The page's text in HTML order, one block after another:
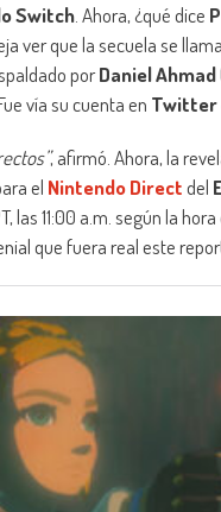
Switch. Ahora, ¿qué dice
ver que la secuela se
porDaniel Ahmad
vía su cuenta en Twitter
, afirmó. Ahora, la
el Nintendo Directdel
las 11:00 a.m. según la
que fuera real este